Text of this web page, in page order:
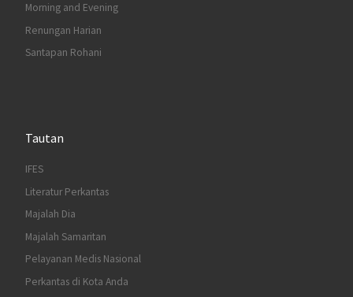
Morning and Evening
Renungan Harian
Santapan Rohani
Tautan
IFES
Literatur Perkantas
Majalah Dia
Majalah Samaritan
Pelayanan Medis Nasional
Perkantas di Kota Anda